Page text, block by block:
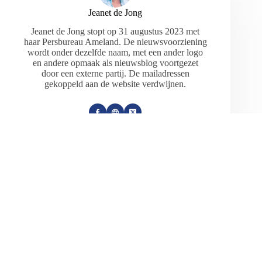
Jeanet de Jong
Jeanet de Jong stopt op 31 augustus 2023 met
haar Persbureau Ameland. De nieuwsvoorziening
wordt onder dezelfde naam, met een ander logo
en andere opmaak als nieuwsblog voortgezet
door een externe partij. De mailadressen
gekoppeld aan de website verdwijnen.